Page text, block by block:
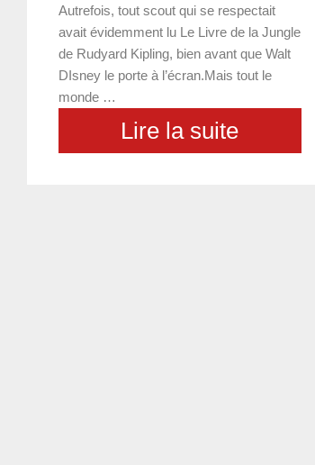
Autrefois, tout scout qui se respectait
avait évidemment lu Le Livre de la Jungle
de Rudyard Kipling, bien avant que Walt
DIsney le porte à l’écran.Mais tout le
monde …
Lire la suite